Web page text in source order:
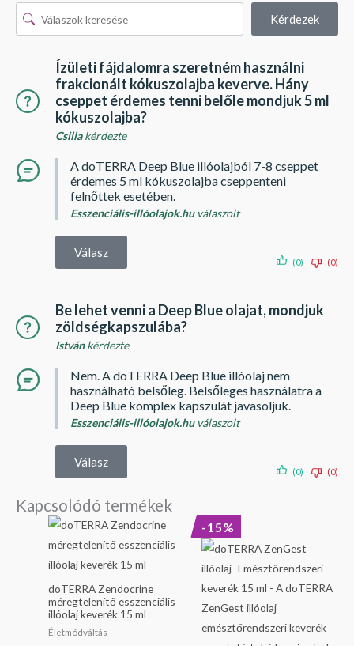
Kérdezek
Ízületi fájdalomra szeretném használni
frakcionált kókuszolajba keverve. Hány
cseppet érdemes tenni belőle mondjuk 5 ml
kókuszolajba?
Csillakérdezte
A doTERRA Deep Blue illóolajból 7-8 cseppet
érdemes 5 ml kókuszolajba cseppenteni
felnőttek esetében.
Esszenciális-illóolajok.huválaszolt
Válasz
(0) (0)
Be lehet venni a Deep Blue olajat, mondjuk
zöldségkapszulába?
Istvánkérdezte
Nem. A doTERRA Deep Blue illóolaj nem
használható belsőleg. Belsőleges használatra a
Deep Blue komplex kapszulát javasoljuk.
Esszenciális-illóolajok.huválaszolt
Válasz
(0) (0)
Kapcsolódó termékek
doTERRA Zendocrine
méregtelenítő esszenciális
illóolaj keverék 15 ml
Életmódváltás
-15%
was:
990 Ft.
is:
990 Ft.